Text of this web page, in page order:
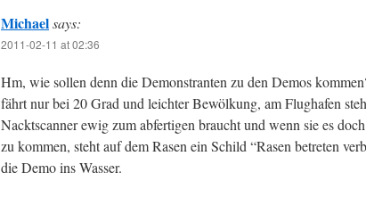
Michaelsays:
2011-02-11 at 02:36
Hm, wie sollen denn die Demonstranten zu den Demos
fährt nur bei 20 Grad und leichter Bewölkung, am Flughafen
Nacktscanner ewig zum abfertigen braucht und wenn sie es
zu kommen, steht auf dem Rasen ein Schild “Rasen betreten
die Demo ins Wasser.